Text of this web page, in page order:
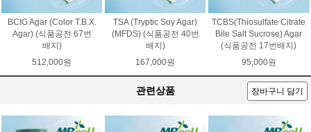
BCIG Agar (Color T.B.X.
Agar) (식품공전 67번
배지)
512,000원
TSA (Tryptic Soy Agar)
(MFDS) (식품공전 40번
배지)
167,000원
TCBS(Thiosulfate Citrate
Bile Salt Sucrose) Agar
(식품공전 17번배지)
95,000원
관련상품 장바구니 담기